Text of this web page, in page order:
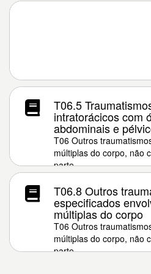
T06.5
intratorácicos com
abdominais e
T06 Outros
múltiplas do corpo, não
parte
T06.8 Outros
especificados
múltiplas do corpo
T06 Outros
múltiplas do corpo, não
parte